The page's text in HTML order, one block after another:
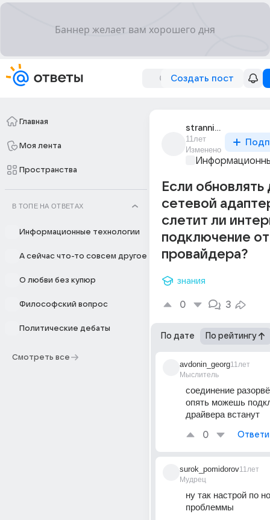
Создать пост
Главная
Моя лента
Пространства
В ТОПЕ НА ОТВЕТАХ
Информационные технологии
А сейчас что-то совсем другое
О любви без купюр
Философский вопрос
Политические дебаты
Смотреть все
strannik_3104
11лет
Изменено
Если обновлять
сетевой
слетит ли
подключение от
провайдера?
знания
0 3
По дате По рейтингу
avdonin_georg
Мыслитель
11лет
соединение
опять можешь
драйвера встанут
0
surok_pomidorov
Мудрец
11лет
ну так настрой по
проблеммы